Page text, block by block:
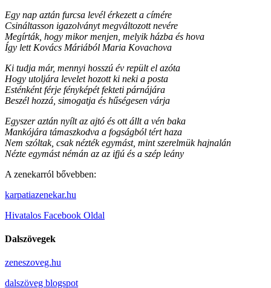
Egy nap aztán furcsa levél érkezett a címére
Csináltasson igazolványt megváltozott nevére
Megírták, hogy mikor menjen, melyik házba és hova
Így lett Kovács Máriából Maria Kovachova
Ki tudja már, mennyi hosszú év repült el azóta
Hogy utoljára levelet hozott ki neki a posta
Esténként férje fényképét fekteti párnájára
Beszél hozzá, simogatja és hűségesen várja
Egyszer aztán nyílt az ajtó és ott állt a vén baka
Mankójára támaszkodva a fogságból tért haza
Nem szóltak, csak nézték egymást, mint szerelmük hajnalán
Nézte egymást némán az az ifjú és a szép leány
A zenekarról bővebben:
karpatiazenekar.hu
Hivatalos Facebook Oldal
Dalszövegek
zeneszoveg.hu
dalszöveg blogspot